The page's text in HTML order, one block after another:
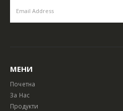
МЕНИ
Почетна
За Нас
Продукти